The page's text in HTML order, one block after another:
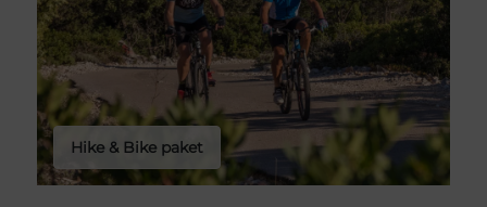
Hike & Bike paket